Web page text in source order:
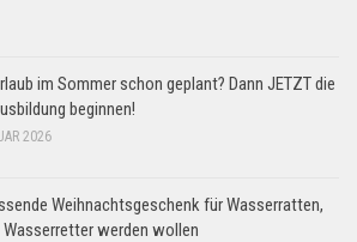
im Sommer schon geplant? Dann JETZT die
beginnen!
2026
Weihnachtsgeschenk für Wasserratten,
Wasserretter werden wollen